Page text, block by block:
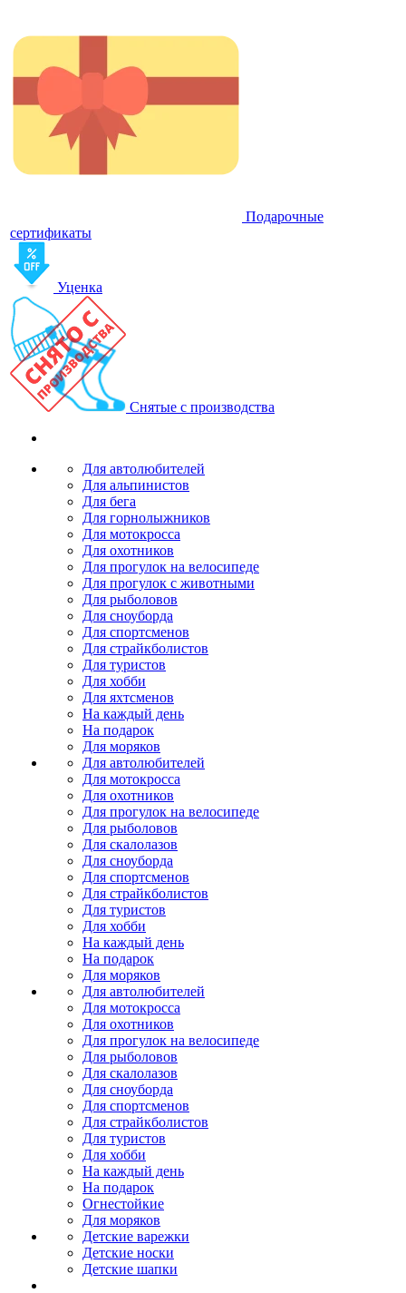
Подарочные
сертификаты
Уценка
Снятые с производства
Для автолюбителей
Для альпинистов
Для бега
Для горнолыжников
Для мотокросса
Для охотников
Для прогулок на велосипеде
Для прогулок с животными
Для рыболовов
Для сноуборда
Для спортсменов
Для страйкболистов
Для туристов
Для хобби
Для яхтсменов
На каждый день
На подарок
Для моряков
Для автолюбителей
Для мотокросса
Для охотников
Для прогулок на велосипеде
Для рыболовов
Для скалолазов
Для сноуборда
Для спортсменов
Для страйкболистов
Для туристов
Для хобби
На каждый день
На подарок
Для моряков
Для автолюбителей
Для мотокросса
Для охотников
Для прогулок на велосипеде
Для рыболовов
Для скалолазов
Для сноуборда
Для спортсменов
Для страйкболистов
Для туристов
Для хобби
На каждый день
На подарок
Огнестойкие
Для моряков
Детские варежки
Детские носки
Детские шапки